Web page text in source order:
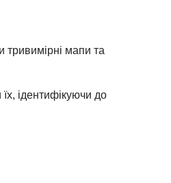
тривимірні мапи та
ідентифікуючи до